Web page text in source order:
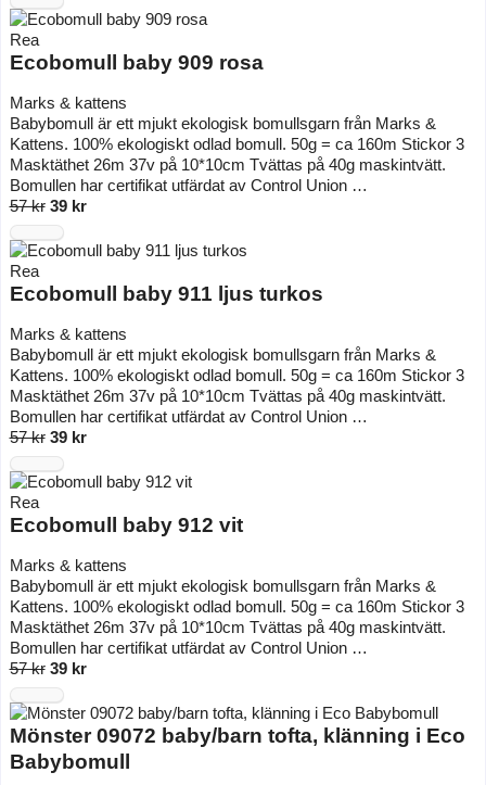
Rea
Ecobomull baby 909 rosa
Marks & kattens
Babybomull är ett mjukt ekologisk bomullsgarn från Marks &
Kattens. 100% ekologiskt odlad bomull. 50g = ca 160m Stickor 3
Masktäthet 26m 37v på 10*10cm Tvättas på 40g maskintvätt.
Bomullen har certifikat utfärdat av Control Union …
57 kr 39 kr
Rea
Ecobomull baby 911 ljus turkos
Marks & kattens
Babybomull är ett mjukt ekologisk bomullsgarn från Marks &
Kattens. 100% ekologiskt odlad bomull. 50g = ca 160m Stickor 3
Masktäthet 26m 37v på 10*10cm Tvättas på 40g maskintvätt.
Bomullen har certifikat utfärdat av Control Union …
57 kr 39 kr
Rea
Ecobomull baby 912 vit
Marks & kattens
Babybomull är ett mjukt ekologisk bomullsgarn från Marks &
Kattens. 100% ekologiskt odlad bomull. 50g = ca 160m Stickor 3
Masktäthet 26m 37v på 10*10cm Tvättas på 40g maskintvätt.
Bomullen har certifikat utfärdat av Control Union …
57 kr 39 kr
Mönster 09072 baby/barn tofta, klänning i Eco
Babybomull